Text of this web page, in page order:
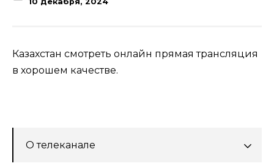
Казахстан смотреть онлайн прямая трансляция
в хорошем качестве.
О телеканале